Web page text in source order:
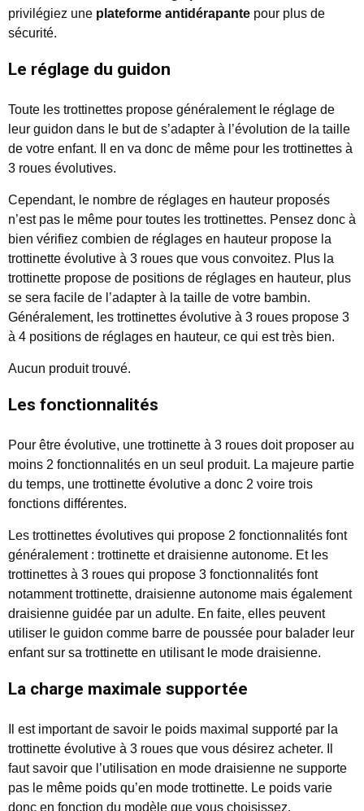
privilégiez une plateforme antidérapante pour plus de
sécurité.
Le réglage du guidon
Toute les trottinettes propose généralement le réglage de
leur guidon dans le but de s’adapter à l’évolution de la taille
de votre enfant. Il en va donc de même pour les trottinettes à
3 roues évolutives.
Cependant, le nombre de réglages en hauteur proposés
n’est pas le même pour toutes les trottinettes. Pensez donc à
bien vérifiez combien de réglages en hauteur propose la
trottinette évolutive à 3 roues que vous convoitez. Plus la
trottinette propose de positions de réglages en hauteur, plus
se sera facile de l’adapter à la taille de votre bambin.
Généralement, les trottinettes évolutive à 3 roues propose 3
à 4 positions de réglages en hauteur, ce qui est très bien.
Aucun produit trouvé.
Les fonctionnalités
Pour être évolutive, une trottinette à 3 roues doit proposer au
moins 2 fonctionnalités en un seul produit. La majeure partie
du temps, une trottinette évolutive a donc 2 voire trois
fonctions différentes.
Les trottinettes évolutives qui propose 2 fonctionnalités font
généralement : trottinette et draisienne autonome. Et les
trottinettes à 3 roues qui propose 3 fonctionnalités font
notamment trottinette, draisienne autonome mais également
draisienne guidée par un adulte. En faite, elles peuvent
utiliser le guidon comme barre de poussée pour balader leur
enfant sur sa trottinette en utilisant le mode draisienne.
La charge maximale supportée
Il est important de savoir le poids maximal supporté par la
trottinette évolutive à 3 roues que vous désirez acheter. Il
faut savoir que l’utilisation en mode draisienne ne supporte
pas le même poids qu’en mode trottinette. Le poids varie
donc en fonction du modèle que vous choisissez.